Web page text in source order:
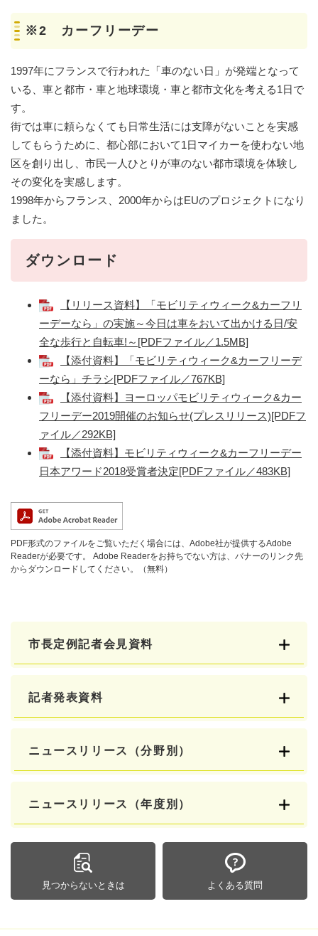
※2 カーフリーデー
1997年にフランスで行われた「車のない日」が発端となって
いる、車と都市・車と地球環境・車と都市文化を考える1日で
す。
街では車に頼らなくても日常生活には支障がないことを実感
してもらうために、都心部において1日マイカーを使わない地
区を創り出し、市民一人ひとりが車のない都市環境を体験し
その変化を実感します。
1998年からフランス、2000年からはEUのプロジェクトになり
ました。
ダウンロード
【リリース資料】「モビリティウィーク&カーフリ
ーデーなら」の実施～今日は車をおいて出かける日/安
全な歩行と自転車!～[PDFファイル／1.5MB]
【添付資料】「モビリティウィーク&カーフリーデ
ーなら」チラシ[PDFファイル／767KB]
【添付資料】ヨーロッパモビリティウィーク&カー
フリーデー2019開催のお知らせ(プレスリリース)[PDFフ
ァイル／292KB]
【添付資料】モビリティウィーク&カーフリーデー
日本アワード2018受賞者決定[PDFファイル／483KB]
PDF形式のファイルをご覧いただく場合には、Adobe社が提供するAdobe
Readerが必要です。
Adobe Readerをお持ちでない方は、バナーのリンク先
からダウンロードしてください。（無料）
市長定例記者会見資料
記者発表資料
ニュースリリース（分野別）
ニュースリリース（年度別）
見つからないときは よくある質問